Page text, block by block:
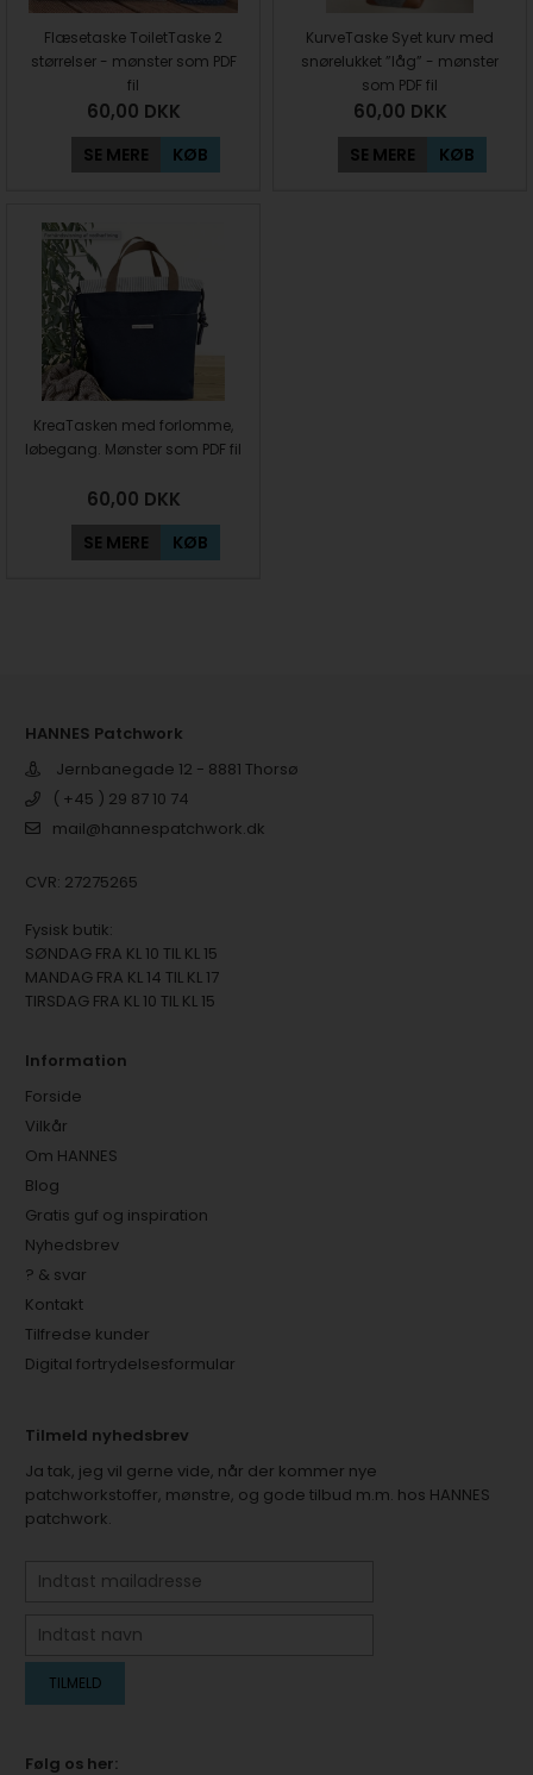
Flæsetaske ToiletTaske 2
størrelser - mønster som PDF
fil
60,00 DKK
SE MERE KØB
KurveTaske Syet kurv med
snørelukket ”låg” - mønster
som PDF fil
60,00 DKK
SE MERE KØB
KreaTasken med forlomme,
løbegang. Mønster som PDF fil
60,00 DKK
SE MERE KØB
HANNES Patchwork
Jernbanegade 12 - 8881 Thorsø
( +45 ) 29 87 10 74
mail@hannespatchwork.dk
CVR: 27275265
Fysisk butik:
SØNDAG FRA KL 10 TIL KL 15
MANDAG FRA KL 14 TIL KL 17
TIRSDAG FRA KL 10 TIL KL 15
Information
Forside
Vilkår
Om HANNES
Blog
Gratis guf og inspiration
Nyhedsbrev
? & svar
Kontakt
Tilfredse kunder
Digital fortrydelsesformular
Tilmeld nyhedsbrev
Ja tak, jeg vil gerne vide, når der kommer nye
patchworkstoffer, mønstre, og gode tilbud m.m. hos HANNES
patchwork.
Følg os her: